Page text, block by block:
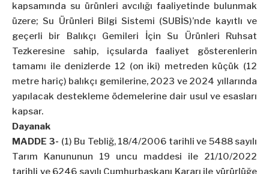
kapsamında su ürünleri avcılığı faaliyetinde bulunmak
üzere; Su Ürünleri Bilgi Sistemi (SUBİS)’nde kayıtlı ve
geçerli bir Balıkçı Gemileri İçin Su Ürünleri Ruhsat
Tezkeresine sahip, içsularda faaliyet gösterenlerin
tamamı ile denizlerde 12 (on iki) metreden küçük (12
metre hariç) balıkçı gemilerine, 2023 ve 2024 yıllarında
yapılacak destekleme ödemelerine dair usul ve esasları
kapsar.
Dayanak
MADDE 3- (1) Bu Tebliğ, 18/4/2006 tarihli ve 5488 sayılı
Tarım Kanununun 19 uncu maddesi ile 21/10/2022
tarihli ve 6246 sayılı Cumhurbaşkanı Kararı ile yürürlüğe